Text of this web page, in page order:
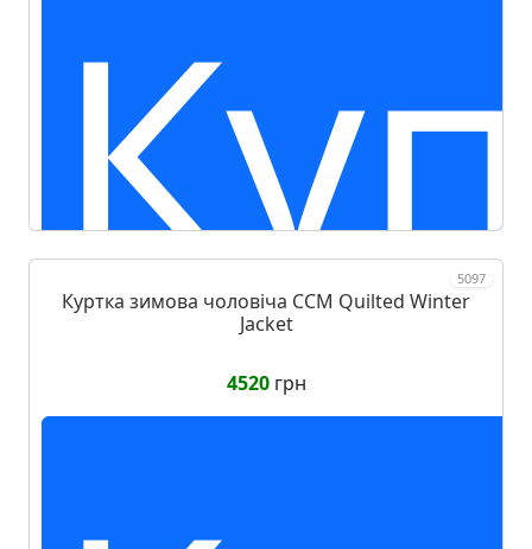
5097
Куртка зимова чоловіча CCM Quilted Winter
Jacket
4520грн